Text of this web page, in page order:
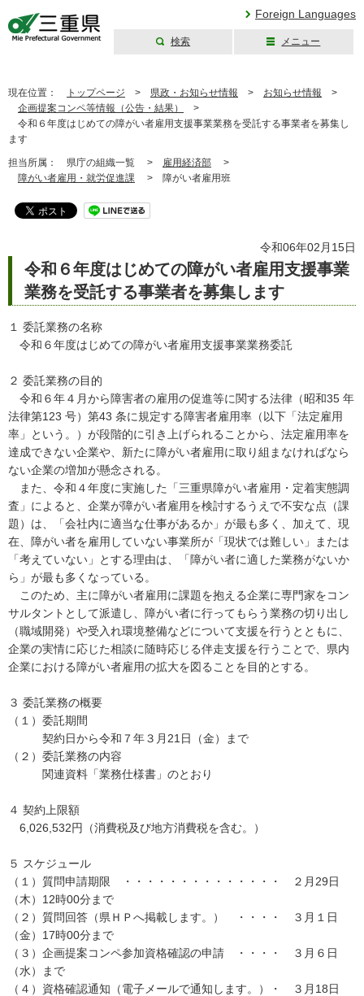
Foreign Languages
検索 メニュー
現在位置： トップページ > 県政・お知らせ情報 > お知らせ情報 >
企画提案コンペ等情報（公告・結果）
>
令和６年度はじめての障がい者雇用支援事業業務を受託する事業者を募集し
ます
担当所属： 県庁の組織一覧 > 雇用経済部 >
障がい者雇用・就労促進課 > 障がい者雇用班
令和06年02月15日
令和６年度はじめての障がい者雇用支援事業
業務を受託する事業者を募集します
１ 委託業務の名称
令和６年度はじめての障がい者雇用支援事業業務委託
２ 委託業務の目的
令和６年４月から障害者の雇用の促進等に関する法律（昭和35 年
法律第123 号）第43 条に規定する障害者雇用率（以下「法定雇用
率」という。）が段階的に引き上げられることから、法定雇用率を
達成できない企業や、新たに障がい者雇用に取り組まなければなら
ない企業の増加が懸念される。
また、令和４年度に実施した「三重県障がい者雇用・定着実態調
査」によると、企業が障がい者雇用を検討するうえで不安な点（課
題）は、「会社内に適当な仕事があるか」が最も多く、加えて、現
在、障がい者を雇用していない事業所が「現状では難しい」または
「考えていない」とする理由は、「障がい者に適した業務がないか
ら」が最も多くなっている。
このため、主に障がい者雇用に課題を抱える企業に専門家をコン
サルタントとして派遣し、障がい者に行ってもらう業務の切り出し
（職域開発）や受入れ環境整備などについて支援を行うとともに、
企業の実情に応じた相談に随時応じる伴走支援を行うことで、県内
企業における障がい者雇用の拡大を図ることを目的とする。
３ 委託業務の概要
（１）委託期間
契約日から令和７年３月21日（金）まで
（２）委託業務の内容
関連資料「業務仕様書」のとおり
４ 契約上限額
6,026,532円（消費税及び地方消費税を含む。）
５ スケジュール
（１）質問申請期限 ・・・・・・・・・・・・・・ ２月29日
（木）12時00分まで
（２）質問回答（県ＨＰへ掲載します。） ・・・・ ３月１日
（金）17時00分まで
（３）企画提案コンペ参加資格確認の申請 ・・・・ ３月６日
（水）まで
（４）資格確認通知（電子メールで通知します。）・ ３月18日